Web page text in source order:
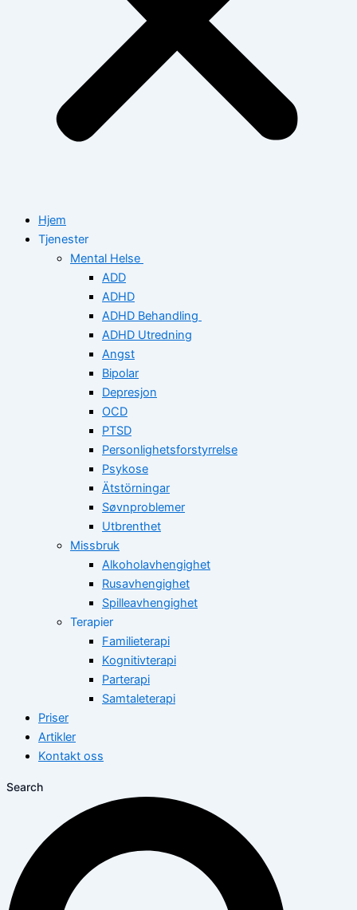
Hjem
Tjenester
Mental Helse
ADD
ADHD
ADHD Behandling
ADHD Utredning
Angst
Bipolar
Depresjon
OCD
PTSD
Personlighetsforstyrrelse
Psykose
Ätstörningar
Søvnproblemer
Utbrenthet
Missbruk
Alkoholavhengighet
Rusavhengighet
Spilleavhengighet
Terapier
Familieterapi
Kognitivterapi
Parterapi
Samtaleterapi
Priser
Artikler
Kontakt oss
Search